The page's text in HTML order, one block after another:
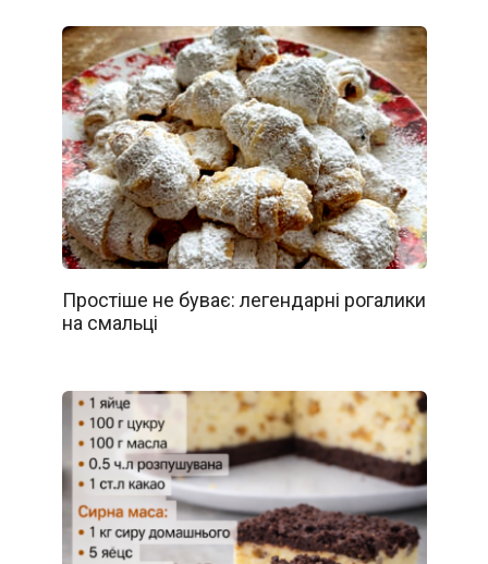
Простіше не буває: легендарні рогалики
на смальці